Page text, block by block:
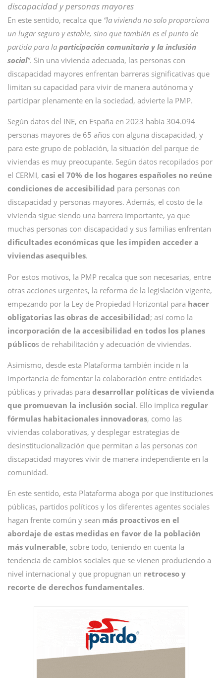
discapacidad y personas mayores
En este sentido, recalca que “la vivienda no solo proporciona
un lugar seguro y estable, sino que también es el punto de
partida para la participación comunitaria y la inclusión
social”. Sin una vivienda adecuada, las personas con
discapacidad mayores enfrentan barreras significativas que
limitan su capacidad para vivir de manera autónoma y
participar plenamente en la sociedad, advierte la PMP.
Según datos del INE, en España en 2023 había 304.094
personas mayores de 65 años con alguna discapacidad, y
para este grupo de población, la situación del parque de
viviendas es muy preocupante. Según datos recopilados por
el CERMI, casi el 70% de los hogares españoles no reúne
condiciones de accesibilidad para personas con
discapacidad y personas mayores. Además, el costo de la
vivienda sigue siendo una barrera importante, ya que
muchas personas con discapacidad y sus familias enfrentan
dificultades económicas que les impiden acceder a
viviendas asequibles.
Por estos motivos, la PMP recalca que son necesarias, entre
otras acciones urgentes, la reforma de la legislación vigente,
empezando por la Ley de Propiedad Horizontal para hacer
obligatorias las obras de accesibilidad; así como la
incorporación de la accesibilidad en todos los planes
públicos de rehabilitación y adecuación de viviendas.
Asimismo, desde esta Plataforma también incide n la
importancia de fomentar la colaboración entre entidades
públicas y privadas para desarrollar políticas de vivienda
que promuevan la inclusión social. Ello implica regular
fórmulas habitacionales innovadoras, como las
viviendas colaborativas, y desplegar estrategias de
desinstitucionalización que permitan a las personas con
discapacidad mayores vivir de manera independiente en la
comunidad.
En este sentido, esta Plataforma aboga por que instituciones
públicas, partidos políticos y los diferentes agentes sociales
hagan frente común y sean más proactivos en el
abordaje de estas medidas en favor de la población
más vulnerable, sobre todo, teniendo en cuenta la
tendencia de cambios sociales que se vienen produciendo a
nivel internacional y que propugnan un retroceso y
recorte de derechos fundamentales.